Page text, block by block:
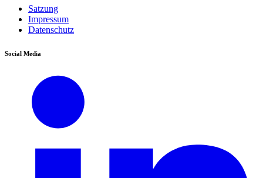
Satzung
Impressum
Datenschutz
Social Media